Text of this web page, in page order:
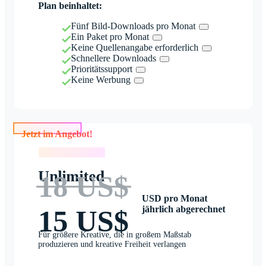
Plan beinhaltet:
Fünf Bild-Downloads pro Monat
Ein Paket pro Monat
Keine Quellenangabe erforderlich
Schnellere Downloads
Prioritätssupport
Keine Werbung
Jetzt im Angebot!
Unlimited
18 US$
15 US$
USD pro Monat
jährlich abgerechnet
Für größere Kreative, die in großem Maßstab
produzieren und kreative Freiheit verlangen